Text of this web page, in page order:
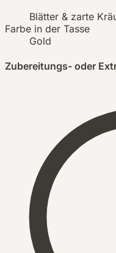
Blätter & zarte
Farbe in der Tasse
Gold
Zubereitungs- oder